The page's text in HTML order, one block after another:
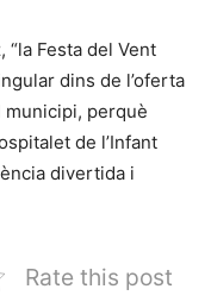
“la Festa del Vent
dins de l’oferta
municipi, perquè
de l’Infant
divertida i
Rate this post